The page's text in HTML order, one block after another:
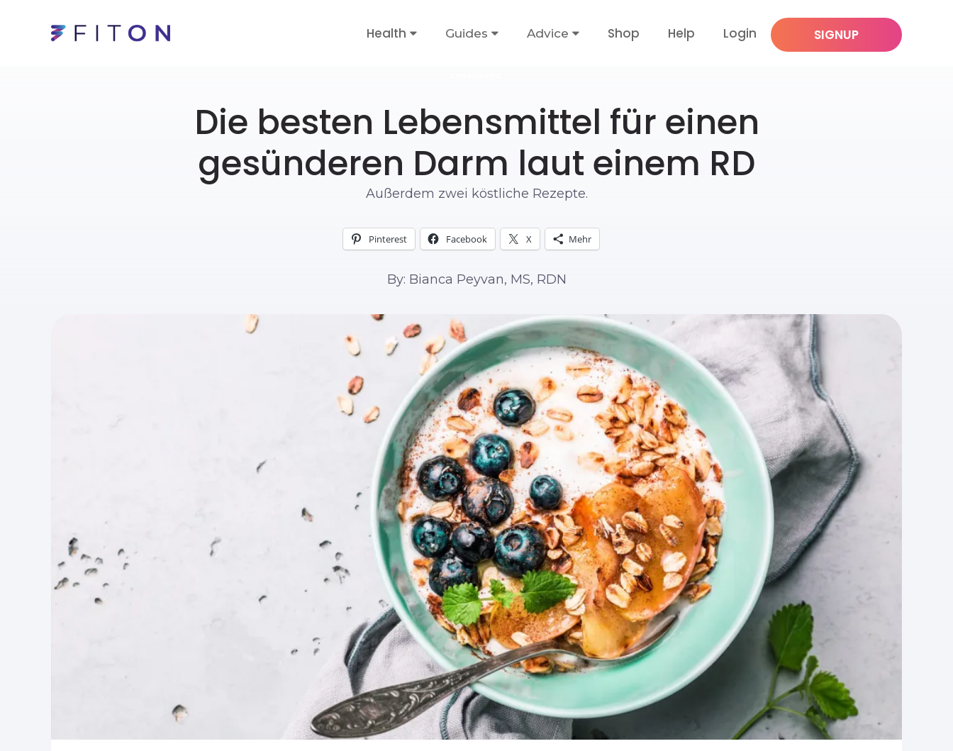
Health Guides Advice Shop Help Login SIGNUP
Die besten Lebensmittel für einen
gesünderen Darm laut einem RD
Außerdem zwei köstliche Rezepte.
Pinterest Facebook X Mehr
By: Bianca Peyvan, MS, RDN